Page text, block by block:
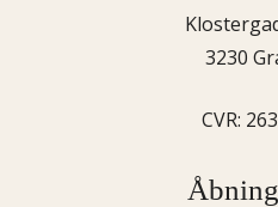
3230
CVR: